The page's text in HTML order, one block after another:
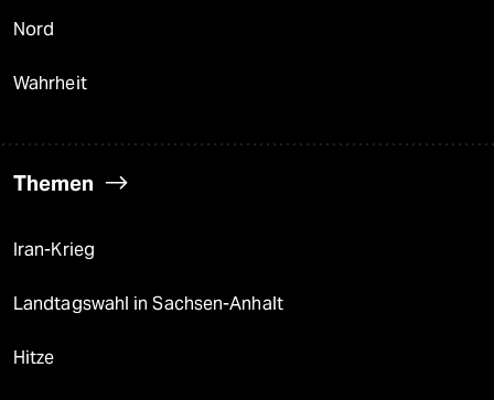
Nord
Wahrheit
Themen
Iran-Krieg
Landtagswahl in Sachsen-Anhalt
Hitze